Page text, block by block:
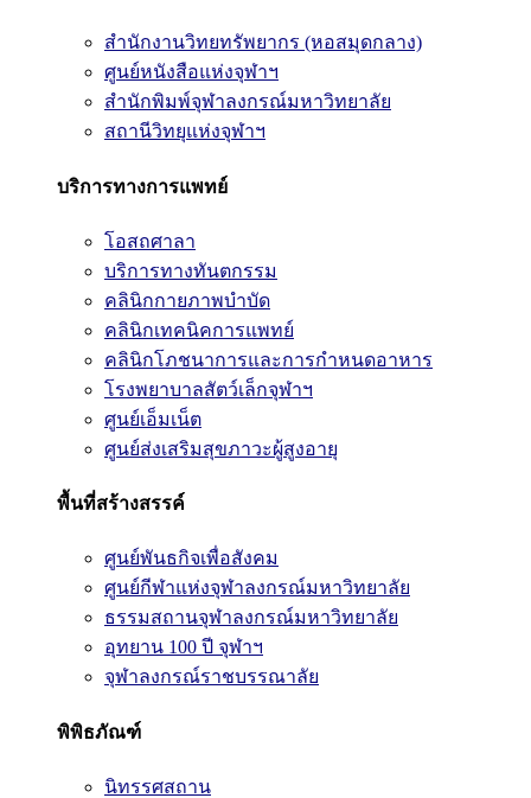
สำนักงานวิทยทรัพยากร (หอสมุดกลาง)
ศูนย์หนังสือแห่งจุฬาฯ
สำนักพิมพ์จุฬาลงกรณ์มหาวิทยาลัย
สถานีวิทยุแห่งจุฬาฯ
บริการทางการแพทย์
โอสถศาลา
บริการทางทันตกรรม
คลินิกกายภาพบำบัด
คลินิกเทคนิคการแพทย์
คลินิกโภชนาการและการกำหนดอาหาร
โรงพยาบาลสัตว์เล็กจุฬาฯ
ศูนย์เอ็มเน็ต
ศูนย์ส่งเสริมสุขภาวะผู้สูงอายุ
พื้นที่สร้างสรรค์
ศูนย์พันธกิจเพื่อสังคม
ศูนย์กีฬาแห่งจุฬาลงกรณ์มหาวิทยาลัย
ธรรมสถานจุฬาลงกรณ์มหาวิทยาลัย
อุทยาน 100 ปี จุฬาฯ
จุฬาลงกรณ์ราชบรรณาลัย
พิพิธภัณฑ์
นิทรรศสถาน